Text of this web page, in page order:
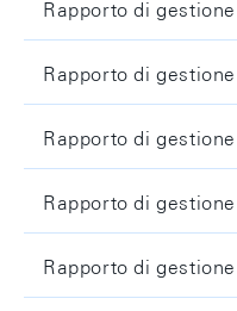
Rapporto di
Rapporto di
Rapporto di
Rapporto di
Rapporto di